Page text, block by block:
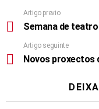
Artigo previo
Semana de
Artigo seguinte
Novos proxectos